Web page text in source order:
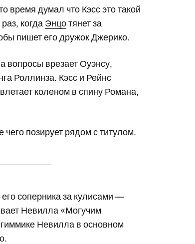
время думал что Кэсс это такой
когда Энцо тянет за
пишет его дружок Джерико.
вопросы врезает Оуэнсу,
Роллинза. Кэсс и Рейнс
коленом в спину Романа,
позирует рядом с титулом.
соперника за кулисами —
Невилла «Могучим
Невилла в основном